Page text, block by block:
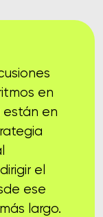
en
en
el
ese
largo.